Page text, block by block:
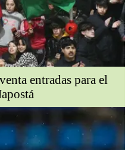
entradas para el